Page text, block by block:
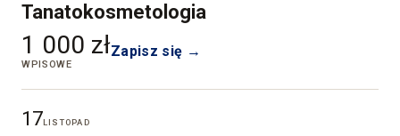
Tanatokosmetologia
1 000 zł
WPISOWE
Zapisz się →
17LISTOPAD